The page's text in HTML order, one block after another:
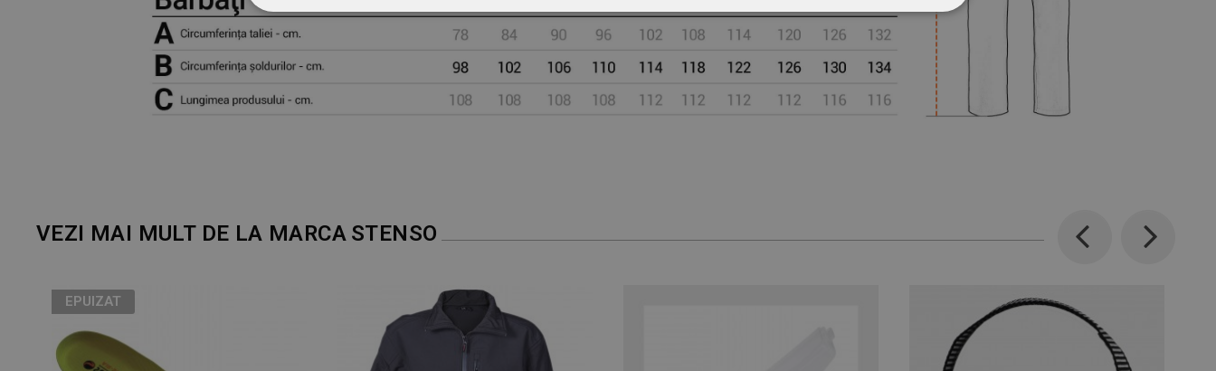
VEZI MAI MULT DE LA MARCA STENSO
Previous
EPUIZAT
Next
STRICT NECESARE DE PERFORMANȚĂ DE TARGETARE DE FUNCŢIONALITATE
NECLASIFICATE